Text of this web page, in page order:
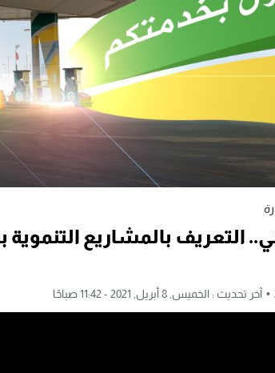
التعريف بالمشاريع التنموية
آخر تحديث : الخميس, 8 أبريل, 2021 - 11:42 صباحًا